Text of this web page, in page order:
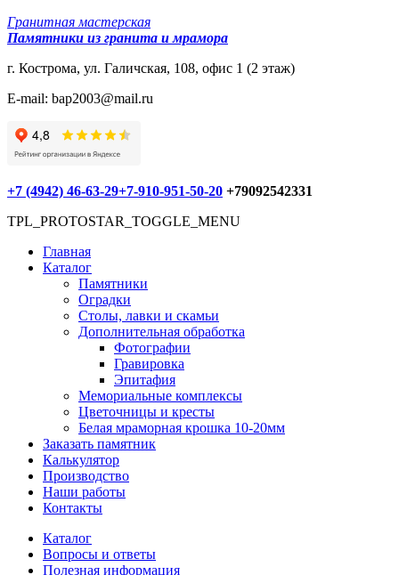
Гранитная мастерская
Памятники из гранита и мрамора
г. Кострома, ул. Галичская, 108, офис 1 (2 этаж)
E-mail: bap2003@mail.ru
+7 (4942) 46-63-29+7-910-951-50-20 +79092542331
TPL_PROTOSTAR_TOGGLE_MENU
Главная
Каталог
Памятники
Оградки
Столы, лавки и скамьи
Дополнительная обработка
Фотографии
Гравировка
Эпитафия
Мемориальные комплексы
Цветочницы и кресты
Белая мраморная крошка 10-20мм
Заказать памятник
Калькулятор
Производство
Наши работы
Контакты
Каталог
Вопросы и ответы
Полезная информация